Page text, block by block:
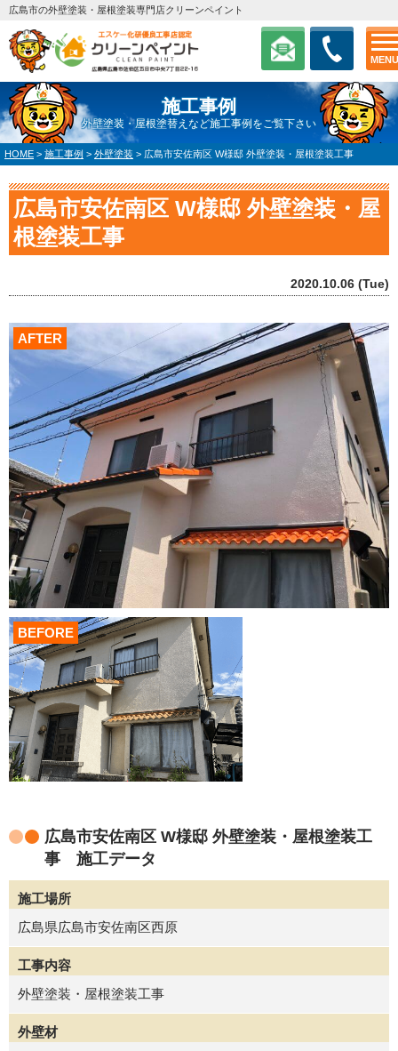
MENU
広島市の外壁塗装・屋根塗装専門店クリーンペイント
施工事例
外壁塗装・屋根塗替えなど施工事例をご覧下さい
HOME > 施工事例 > 外壁塗装 > 広島市安佐南区 W様邸 外壁塗装・屋根塗装工事
広島市安佐南区 W様邸 外壁塗装・屋
根塗装工事
2020.10.06 (Tue)
AFTER
BEFORE
広島市安佐南区 W様邸 外壁塗装・屋根塗装工
事 施工データ
施工場所
広島県広島市安佐南区西原
工事内容
外壁塗装・屋根塗装工事
外壁材